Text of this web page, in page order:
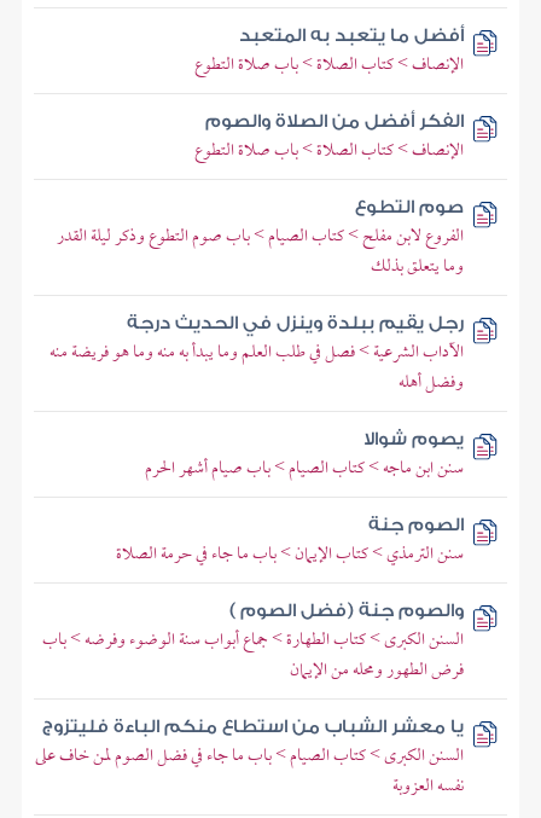
أفضل ما يتعبد به المتعبد
الإنصاف > كتاب الصلاة > باب صلاة التطوع
الفكر أفضل من الصلاة والصوم
الإنصاف > كتاب الصلاة > باب صلاة التطوع
صوم التطوع
الفروع لابن مفلح > كتاب الصيام > باب صوم التطوع وذكر ليلة القدر
وما يتعلق بذلك
رجل يقيم ببلدة وينزل في الحديث درجة
الآداب الشرعية > فصل في طلب العلم وما يبدأ به منه وما هو فريضة منه
وفضل أهله
يصوم شوالا
سنن ابن ماجه > كتاب الصيام > باب صيام أشهر الحرم
الصوم جنة
سنن الترمذي > كتاب الإيمان > باب ما جاء في حرمة الصلاة
والصوم جنة (فضل الصوم )
السنن الكبرى > كتاب الطهارة > جماع أبواب سنة الوضوء وفرضه > باب
فرض الطهور ومحله من الإيمان
يا معشر الشباب من استطاع منكم الباءة فليتزوج
السنن الكبرى > كتاب الصيام > باب ما جاء في فضل الصوم لمن خاف على
نفسه العزوبة